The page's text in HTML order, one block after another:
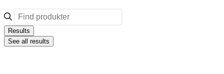
Search
...
Results
See all results